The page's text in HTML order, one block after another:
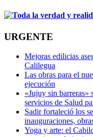
URGENTE
Mejoras edilicias
Calilegua
Las obras para el
ejecución
«Jujuy sin barreras»
servicios de Salud
Sadir fortaleció los
inauguraciones,
Yoga y arte: el